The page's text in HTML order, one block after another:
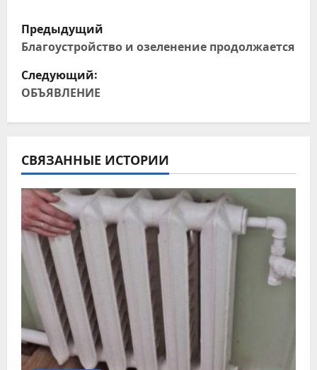
Н
а
в
а
ц
и
я
п
о
з
Предыдущий
Благоустройство и озеленение продолжается
Следующий:
ОБЪЯВЛЕНИЕ
СВЯЗАННЫЕ ИСТОРИИ